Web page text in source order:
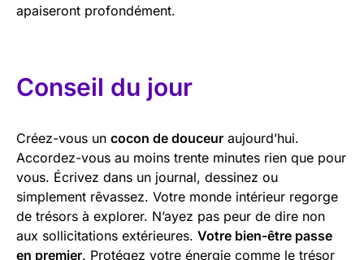
apaiseront profondément.
Conseil du jour
Créez-vous un cocon de douceur aujourd’hui.
Accordez-vous au moins trente minutes rien que pour
vous. Écrivez dans un journal, dessinez ou
simplement rêvassez. Votre monde intérieur regorge
de trésors à explorer. N’ayez pas peur de dire non
aux sollicitations extérieures. Votre bien-être passe
en premier. Protégez votre énergie comme le trésor